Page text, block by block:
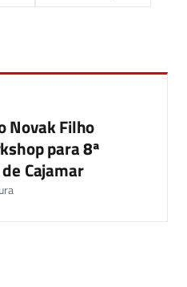
Novak Filho
para 8ª
Cajamar